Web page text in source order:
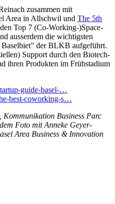
zusammen mit
Area in Allschwil und The 5th
Top 7 (Co-Working-)Space-
ausserdem die wichtigsten
der BLKB aufgeführt.
Support durch den Biotech-
ihren Produkten im Frühstadium
guide-basel-…
best-coworking-s…
Business Parc
Foto mit Anneke Geyer-
Area Business & Innovation